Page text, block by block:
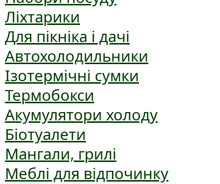
Ліхтарики
Для пікніка і дачі
Автохолодильники
Ізотермічні сумки
Термобокси
Акумулятори холоду
Біотуалети
Мангали, грилі
Меблі для відпочинку